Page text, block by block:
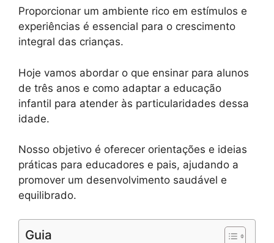
Proporcionar um ambiente rico em estímulos e
experiências é essencial para o crescimento
integral das crianças.
Hoje vamos abordar o que ensinar para alunos
de três anos e como adaptar a educação
infantil para atender às particularidades dessa
idade.
Nosso objetivo é oferecer orientações e ideias
práticas para educadores e pais, ajudando a
promover um desenvolvimento saudável e
equilibrado.
Guia